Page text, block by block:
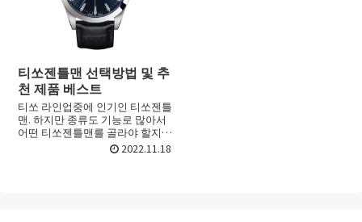
티쏘젠틀맨 선택방법 및 추
천 제품 베스트
티쏘 라인업중에 인기인 티쏘젠틀
맨. 하지만 종류도 기능로 많아서
어떤 티쏘젠틀맨를 골라야 할지
선택하기가 어려울 때가 있죠. 처
음 접할 때라면 더욱 그런데요. 이
2022.11.18